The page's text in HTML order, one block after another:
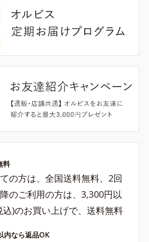
料
の方は、全国送料無料、2回
のご利用の方は、3,300円以
込)のお買い上げで、送料無料
内なら返品OK